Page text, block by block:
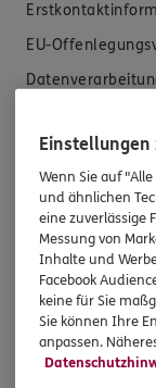
EU-
Das könnte Sie
Unsere Agentur
Referenzen
Standorte
Sponsoring
Teampartner
Einstellungen
Wenn Sie auf
und ähnlichen
eine zuverlässige
Messung von
Inhalte und
Facebook
keine für Sie
Sie können Ihre
anpassen.